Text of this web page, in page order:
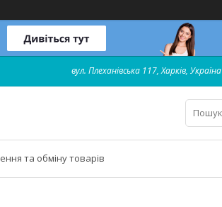
вул. Плеханівська 117, Харків, Україна
та обміну товарів